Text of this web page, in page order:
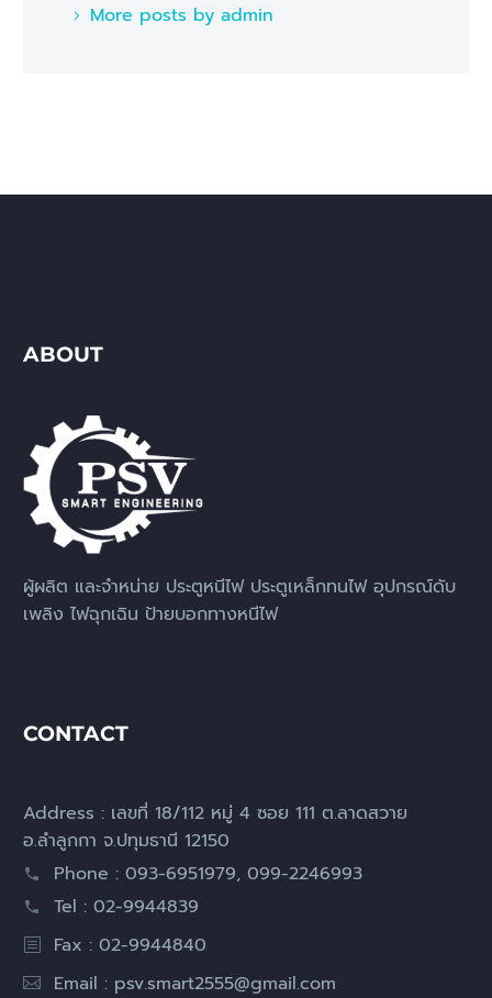
More posts by admin
ABOUT
ผู้ผลิต และจำหน่าย ประตูหนีไฟ ประตูเหล็กทนไฟ อุปกรณ์ดับ
เพลิง ไฟฉุกเฉิน ป้ายบอกทางหนีไฟ
CONTACT
Address : เลขที่ 18/112 หมู่ 4 ซอย 111 ต.ลาดสวาย
อ.ลำลูกกา จ.ปทุมธานี 12150
Phone : 093-6951979, 099-2246993
Tel : 02-9944839
Fax : 02-9944840
Email : psv.smart2555@gmail.com